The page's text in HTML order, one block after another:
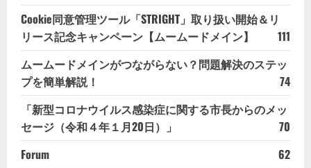
Cookie同意管理ツール「STRIGHT」取り扱い開始＆リ
リース記念キャンペーン【ムームードメイン】
111
ムームードメインがつながらない？問題解決のステッ
プを簡単解説！
74
「新型コロナウイルス感染症に関する市長からのメッ
セージ（令和４年１月20日）」
70
Forum
62